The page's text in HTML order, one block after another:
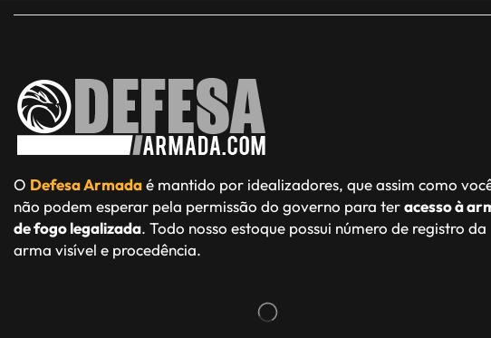
O Defesa Armadaé mantido por idealizadores, que assim como
não podem esperar pela permissão do governo para teracesso à
de fogo legalizada. Todo nosso estoque possui número de registro da
arma visível e procedência.